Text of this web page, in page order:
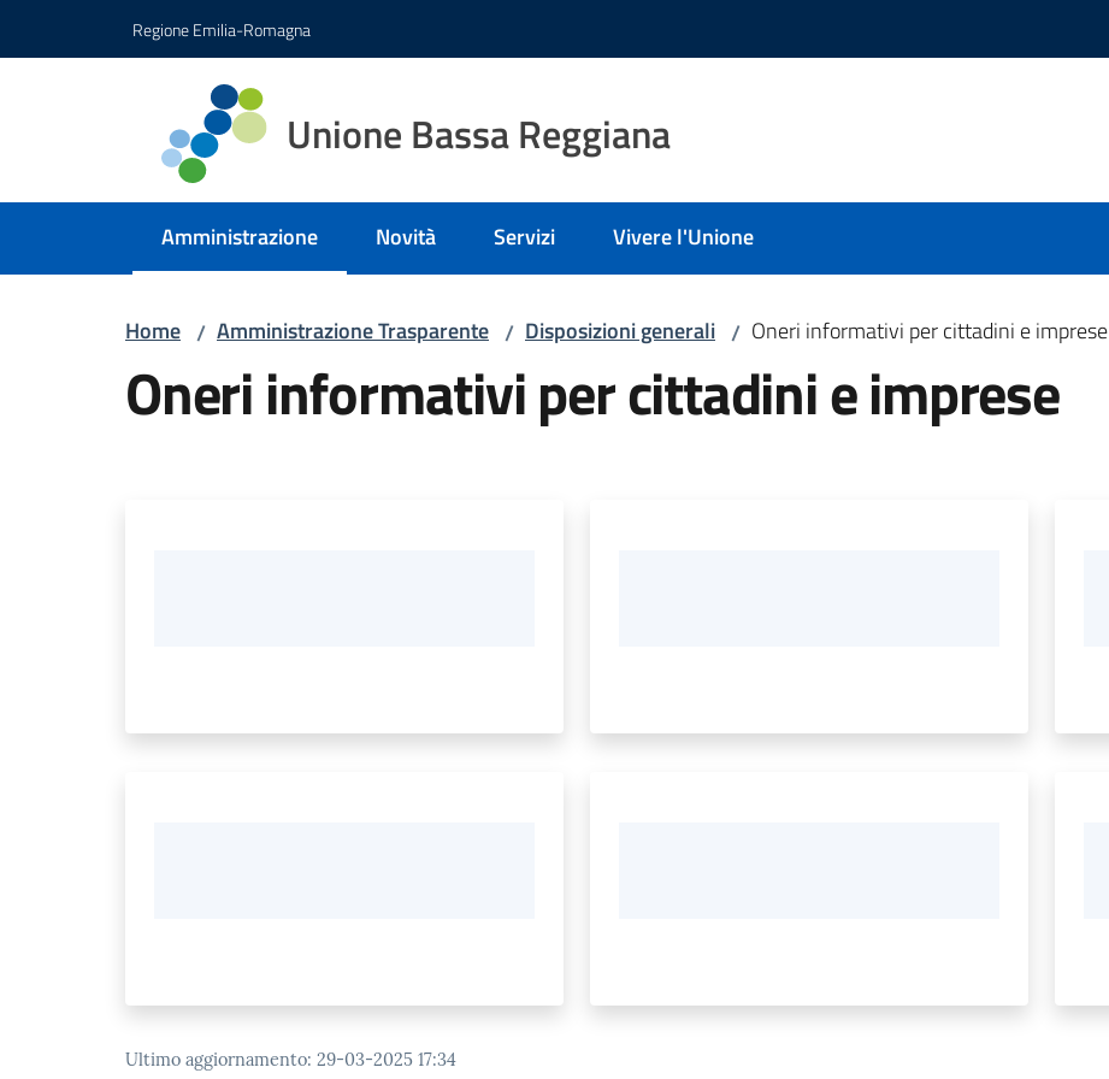
Regione Emilia-Romagna
Unione Bassa Reggiana
Amministrazione
Menu selezionato Novità Servizi Vivere l'Unione
Home / Amministrazione Trasparente / Disposizioni generali / Oneri informativi per cittadini e imprese
Oneri informativi per cittadini e imprese
Ultimo aggiornamento: 29-03-2025 17:34